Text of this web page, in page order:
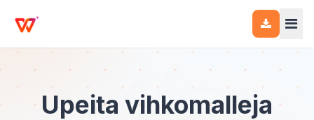
Upeita vihkomalleja